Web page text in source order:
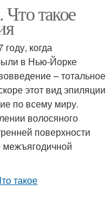
Что такое
когда
в Нью-Йорке
– тотальное
этот вид эпиляции
по всему миру.
волосяного
поверхности
межъягодичной